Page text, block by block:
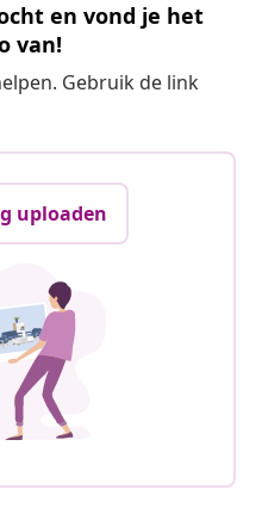
en vond je het
van!
Gebruik de link
uploaden